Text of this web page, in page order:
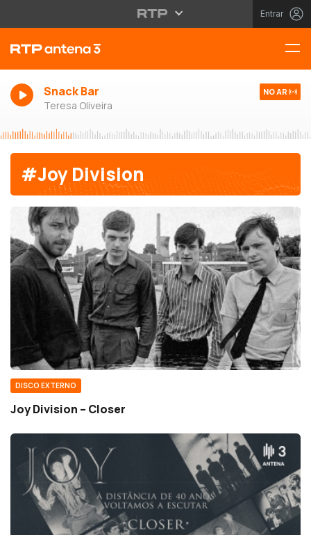
Entrar
Snack Bar
Teresa Oliveira
NO AR
#Joy Division
DISCO EXTERNO
Joy Division – Closer